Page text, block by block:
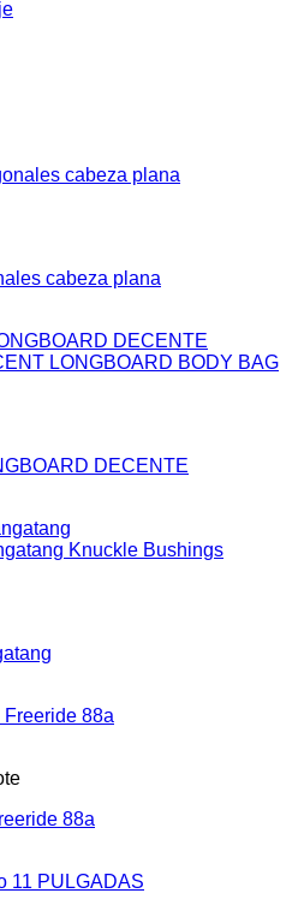
cabeza plana
DECENTE
88a